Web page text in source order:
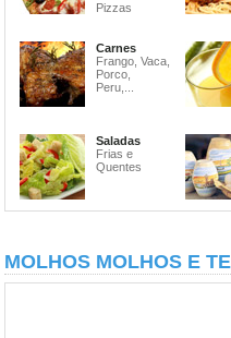
Pizzas
Carnes
Frango, Vaca,
Porco,
Peru,...
Saladas
Frias e
Quentes
MOLHOS MOLHOS E